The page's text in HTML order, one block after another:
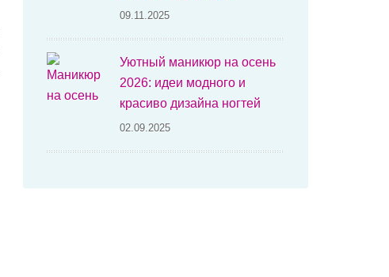
09.11.2025
Уютный маникюр на осень
2026: идеи модного и
красиво дизайна ногтей
02.09.2025